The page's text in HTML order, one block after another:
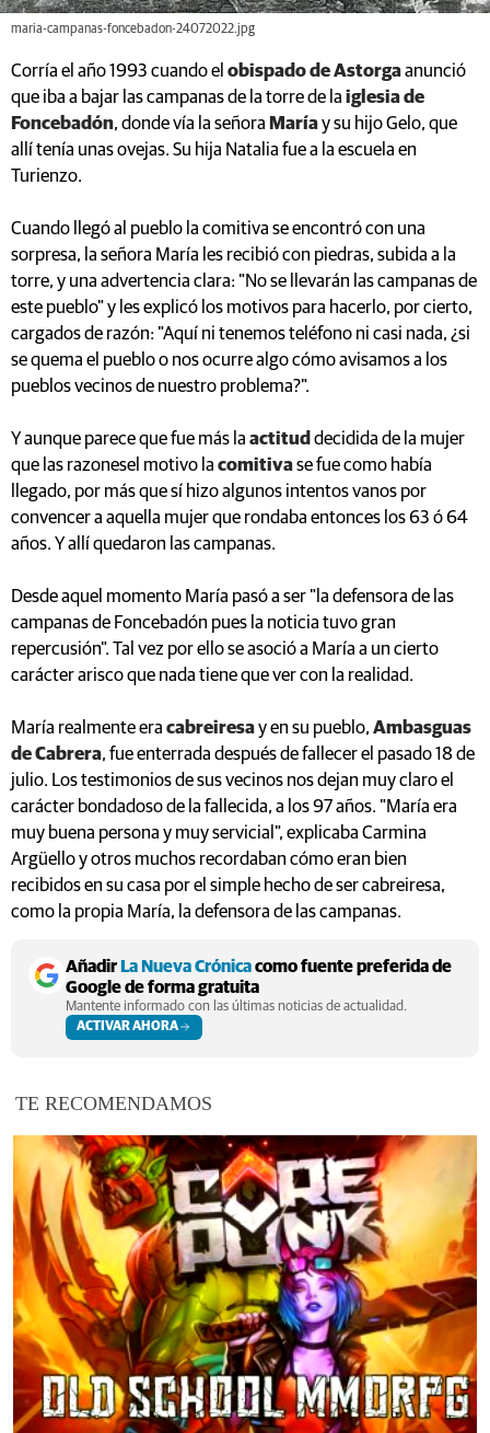
maria-campanas-foncebadon-24072022.jpg
Corría el año 1993 cuando el obispado de Astorgaanunció
que iba a bajar las campanas de la torre de la iglesia de
Foncebadón, donde vía la señora Maríay su hijo Gelo, que
allí tenía unas ovejas. Su hija Natalia fue a la escuela en
Turienzo.
Cuando llegó al pueblo la comitiva se encontró con una
sorpresa, la señora María les recibió con piedras, subida a la
torre, y una advertencia clara: "No se llevarán las campanas de
este pueblo" y les explicó los motivos para hacerlo, por cierto,
cargados de razón: "Aquí ni tenemos teléfono ni casi nada, ¿si
se quema el pueblo o nos ocurre algo cómo avisamos a los
pueblos vecinos de nuestro problema?".
Y aunque parece que fue más la actitud decidida de la mujer
que las razonesel motivo la comitivase fue como había
llegado, por más que sí hizo algunos intentos vanos por
convencer a aquella mujer que rondaba entonces los 63 ó 64
años. Y allí quedaron las campanas.
Desde aquel momento María pasó a ser "la defensora de las
campanas de Foncebadón pues la noticia tuvo gran
repercusión". Tal vez por ello se asoció a María a un cierto
carácter arisco que nada tiene que ver con la realidad.
María realmente era cabreiresay en su pueblo, Ambasguas
de Cabrera, fue enterrada después de fallecer el pasado 18 de
julio. Los testimonios de sus vecinos nos dejan muy claro el
carácter bondadoso de la fallecida, a los 97 años. "María era
muy buena persona y muy servicial", explicaba Carmina
Argüello y otros muchos recordaban cómo eran bien
recibidos en su casa por el simple hecho de ser cabreiresa,
como la propia María, la defensora de las campanas.
AñadirLa Nueva Crónicacomo fuente preferida de
Google de forma gratuita
Mantente informado con las últimas noticias de actualidad.
ACTIVAR AHORA
TE RECOMENDAMOS